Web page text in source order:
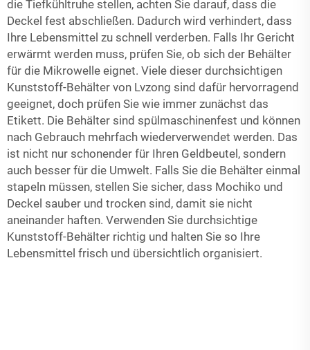
die Tiefkühltruhe stellen, achten Sie darauf, dass die
Deckel fest abschließen. Dadurch wird verhindert, dass
Ihre Lebensmittel zu schnell verderben. Falls Ihr Gericht
erwärmt werden muss, prüfen Sie, ob sich der Behälter
für die Mikrowelle eignet. Viele dieser durchsichtigen
Kunststoff-Behälter von Lvzong sind dafür hervorragend
geeignet, doch prüfen Sie wie immer zunächst das
Etikett. Die Behälter sind spülmaschinenfest und können
nach Gebrauch mehrfach wiederverwendet werden. Das
ist nicht nur schonender für Ihren Geldbeutel, sondern
auch besser für die Umwelt. Falls Sie die Behälter einmal
stapeln müssen, stellen Sie sicher, dass Mochiko und
Deckel sauber und trocken sind, damit sie nicht
aneinander haften. Verwenden Sie durchsichtige
Kunststoff-Behälter richtig und halten Sie so Ihre
Lebensmittel frisch und übersichtlich organisiert.